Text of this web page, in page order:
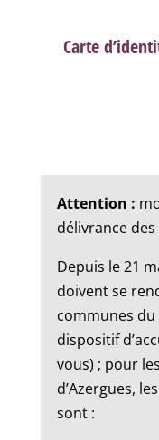
Carte
Attention :
délivrance
Depuis le 21
doivent se
communes du
dispositif
vous) ; pour
d’Azergues,
sont :